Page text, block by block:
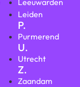
Leiden
P.
Purmerend
U.
Utrecht
Z.
Zaandam